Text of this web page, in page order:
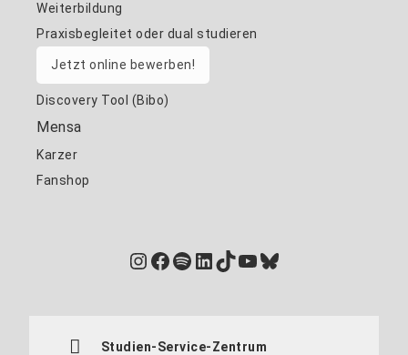
Weiterbildung
Praxisbegleitet oder dual studieren
Jetzt online bewerben!
Discovery Tool (Bibo)
Mensa
Karzer
Fanshop
Instagram
Facebook
Spotify
LinkedIn
TikTok
YouTube
Bluesky
Studien-Service-Zentrum